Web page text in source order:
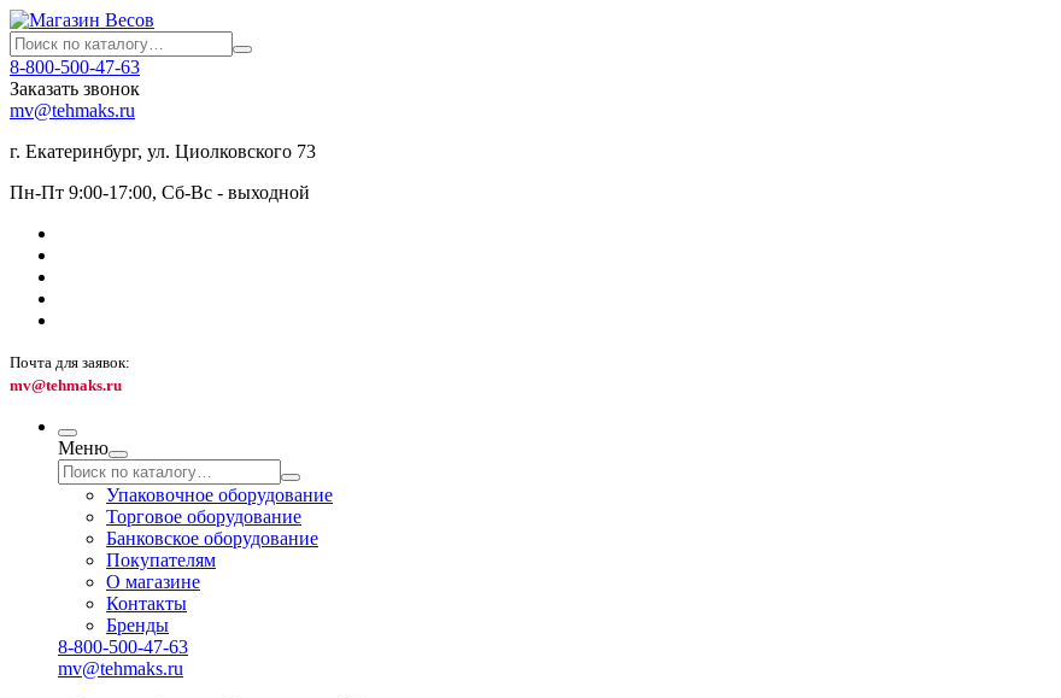
8-800-500-47-63
Заказать звонок
mv@tehmaks.ru
г. Екатеринбург, ул. Циолковского 73
Пн-Пт 9:00-17:00, Сб-Вс - выходной
Почта для заявок:
mv@tehmaks.ru
Меню
Упаковочное оборудование
Торговое оборудование
Банковское оборудование
Покупателям
О магазине
Контакты
Бренды
8-800-500-47-63
mv@tehmaks.ru